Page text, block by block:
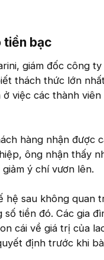
tiền bạc​
giám đốc công
thách thức lớn
việc các thành
hàng nhận được
ông nhận thấy
ý chí vươn lên.
hệ sau không quan
tiền đó. Các gia
cái về giá trị của
định trước khi